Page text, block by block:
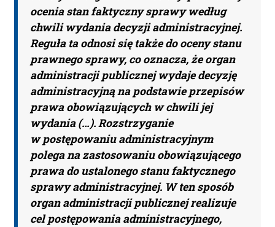
ocenia stan faktyczny sprawy według
chwili wydania decyzji administracyjnej.
Reguła ta odnosi się także do oceny stanu
prawnego sprawy, co oznacza, że organ
administracji publicznej wydaje decyzję
administracyjną na podstawie przepisów
prawa obowiązujących w chwili jej
wydania (…). Rozstrzyganie
w postępowaniu administracyjnym
polega na zastosowaniu obowiązującego
prawa do ustalonego stanu faktycznego
sprawy administracyjnej. W ten sposób
organ administracji publicznej realizuje
cel postępowania administracyjnego,